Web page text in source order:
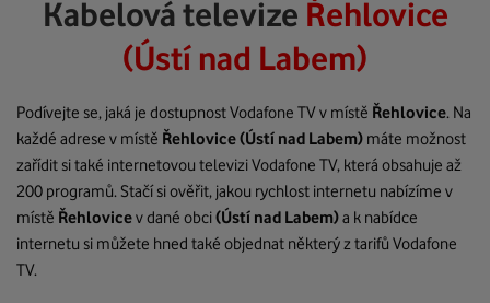
Kabelová televize Řehlovice
(Ústí nad Labem)
Podívejte se, jaká je dostupnost Vodafone TV v místě Řehlovice. Na
každé adrese v místě Řehlovice(Ústí nad Labem) máte možnost
zařídit si také internetovou televizi Vodafone TV, která obsahuje až
200 programů. Stačí si ověřit, jakou rychlost internetu nabízíme v
místě Řehlovicev dané obci(Ústí nad Labem)a k nabídce
internetu si můžete hned také objednat některý z tarifů Vodafone
TV.